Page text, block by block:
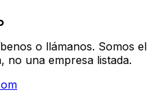
o llámanos. Somos el
no una empresa listada.